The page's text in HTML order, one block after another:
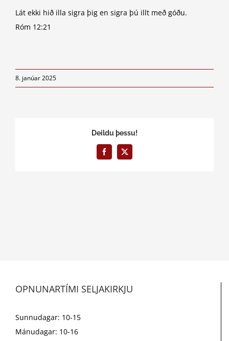
Lát ekki hið illa sigra þig en sigra þú illt með góðu.
Róm 12:21
8. janúar 2025
Deildu þessu!
Facebook
X
OPNUNARTÍMI SELJAKIRKJU
Sunnudagar: 10-15
Mánudagar: 10-16